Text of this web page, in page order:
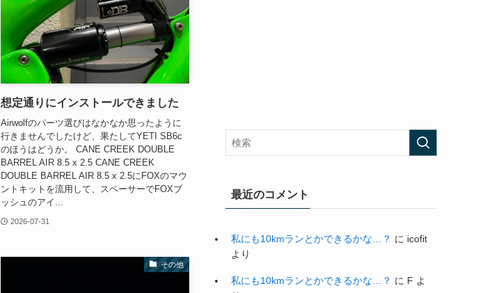
想定通りにインストールできました
Airwolfのパーツ選びはなかなか思ったように
行きませんでしたけど、果たしてYETI SB6c
のほうはどうか。 CANE CREEK DOUBLE
BARREL AIR 8.5 x 2.5 CANE CREEK
DOUBLE BARREL AIR 8.5 x 2.5にFOXのマウ
ントキットを流用して、スペーサーでFOXブ
ッシュのアイ...
2026-07-31
その他
最近のコメント
私にも10kmランとかできるかな…？ に icofit
より
私にも10kmランとかできるかな…？ に F よ